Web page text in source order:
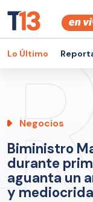
Lo Último
Negocios
Biministro
durante
aguanta un
y